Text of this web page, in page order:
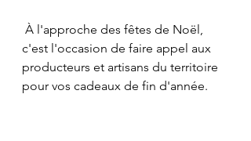
c'est l'occasion de faire appel aux
producteurs et artisans du territoire
pour vos cadeaux de fin d'année.